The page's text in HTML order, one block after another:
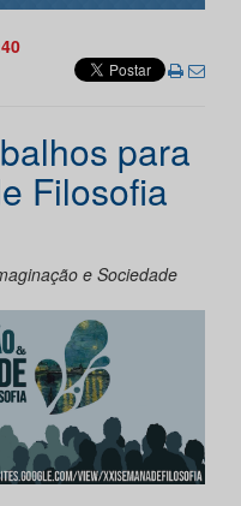
para
Filosofia
e Sociedade